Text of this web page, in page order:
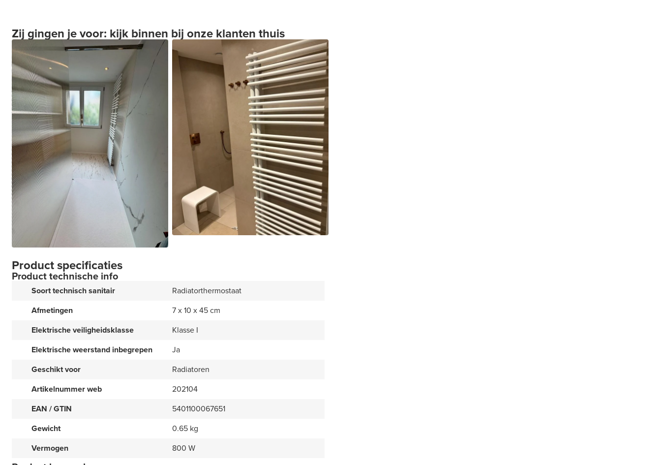
Zij gingen je voor: kijk binnen bij onze klanten thuis
Product specificaties
Product technische info
Soort technisch sanitair
Radiatorthermostaat
Afmetingen
7 x 10 x 45 cm
Elektrische veiligheidsklasse
Klasse I
Elektrische weerstand inbegrepen
Ja
Geschikt voor
Radiatoren
Artikelnummer web
202104
EAN / GTIN
5401100067651
Gewicht
0.65 kg
Vermogen
800 W